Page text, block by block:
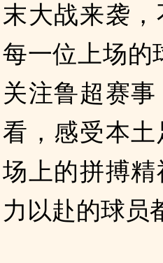
末大战来袭
每一位上场的
关注鲁超赛
看，感受本
场上的拼搏
力以赴的球员